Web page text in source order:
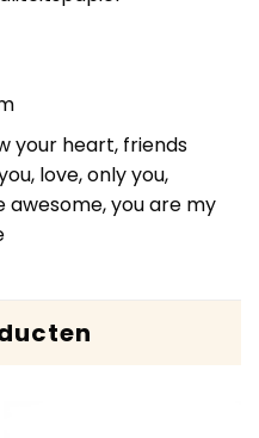
your heart, friends
love, only you,
you are my